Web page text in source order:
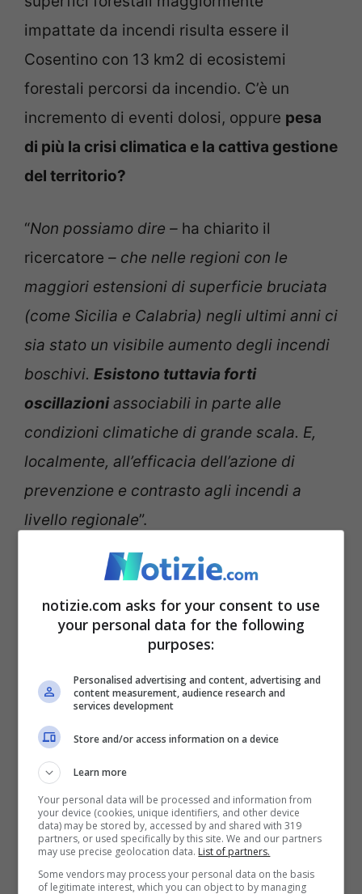
impattate da incendi risulta essere il
Cosentino con 13 km2 di ecosistemi
forestali percorsi da incendio. C’è un
incremento di eventi dolosi, oppure pesa
di più la crisi climatica e la cattiva gestione
del territorio?
“Non possiamo dire – ha chiarito il
ricercatore – che nelle regioni con le
maggiori estensioni di superficie bruciata
(come Sicilia e Calabria) negli ultimi anni ci
sia stato un visibile aumento degli incendi
boschivi. Esistono tuttavia forti
oscillazioniassociabili in parte alle
condizioni climatiche di grande scala. E,
localmente, all’efficacia dell’azione di
prevenzione e contrasto agli incendi a
livello regionale”.
Roghi, Inghillesi (Ispra) in esclusiva per Notizie.com:
“Oscillazioni associabili alle condizioni climatiche” (ANSA
FOTO) – Notizie.com
notizie.com asks for your consent to use
your personal data for the following
purposes:
Personalised advertising and content, advertising and
content measurement, audience research and
services development
Store and/or access information on a device
Learn more
Your personal data will be processed and information from
your device (cookies, unique identifiers, and other device
data) may be stored by, accessed by and shared with 319
partners, or used specifically by this site. We and our partners
may use precise geolocation data. List of partners.
Some vendors may process your personal data on the basis
of legitimate interest, which you can object to by managing